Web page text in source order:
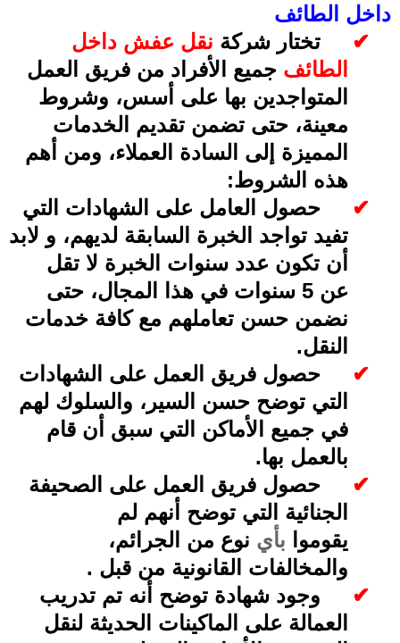
داخل الطائف
✔
تختار شركة نقل عفش داخل
الطائف جميع الأفراد من فريق العمل
المتواجدين بها على أسس، وشروط
معينة، حتى تضمن تقديم الخدمات
المميزة إلى السادة العملاء، ومن أهم
هذه الشروط:
✔
حصول العامل على الشهادات التي
تفيد تواجد الخبرة السابقة لديهم، و لابد
أن تكون عدد سنوات الخبرة لا تقل
عن 5 سنوات في هذا المجال، حتى
نضمن حسن تعاملهم مع كافة خدمات
النقل.
✔
حصول فريق العمل على الشهادات
التي توضح حسن السير، والسلوك لهم
في جميع الأماكن التي سبق أن قام
بالعمل بها.
✔
حصول فريق العمل على الصحيفة
الجنائية التي توضح أنهم لم
يقوموا بأي نوع من الجرائم،
والمخالفات القانونية من قبل .
✔
وجود شهادة توضح أنه تم تدريب
العمالة على الماكينات الحديثة لنقل